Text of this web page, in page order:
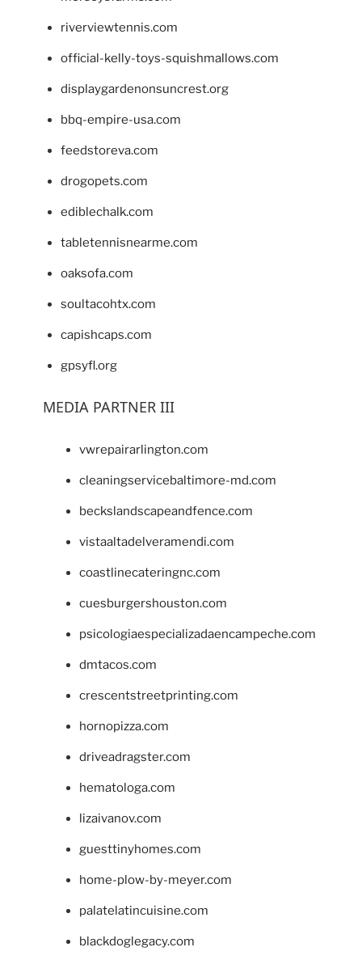
riverviewtennis.com
official-kelly-toys-squishmallows.com
displaygardenonsuncrest.org
bbq-empire-usa.com
feedstoreva.com
drogopets.com
ediblechalk.com
tabletennisnearme.com
oaksofa.com
soultacohtx.com
capishcaps.com
gpsyfl.org
MEDIA PARTNER III
vwrepairarlington.com
cleaningservicebaltimore-md.com
beckslandscapeandfence.com
vistaaltadelveramendi.com
coastlinecateringnc.com
cuesburgershouston.com
psicologiaespecializadaencampeche.com
dmtacos.com
crescentstreetprinting.com
hornopizza.com
driveadragster.com
hematologa.com
lizaivanov.com
guesttinyhomes.com
home-plow-by-meyer.com
palatelatincuisine.com
blackdoglegacy.com